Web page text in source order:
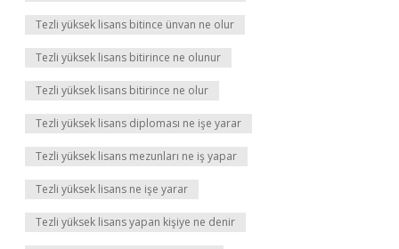
Tezli yüksek lisans bitince ünvan ne olur
Tezli yüksek lisans bitirince ne olunur
Tezli yüksek lisans bitirince ne olur
Tezli yüksek lisans diploması ne işe yarar
Tezli yüksek lisans mezunları ne iş yapar
Tezli yüksek lisans ne işe yarar
Tezli yüksek lisans yapan kişiye ne denir